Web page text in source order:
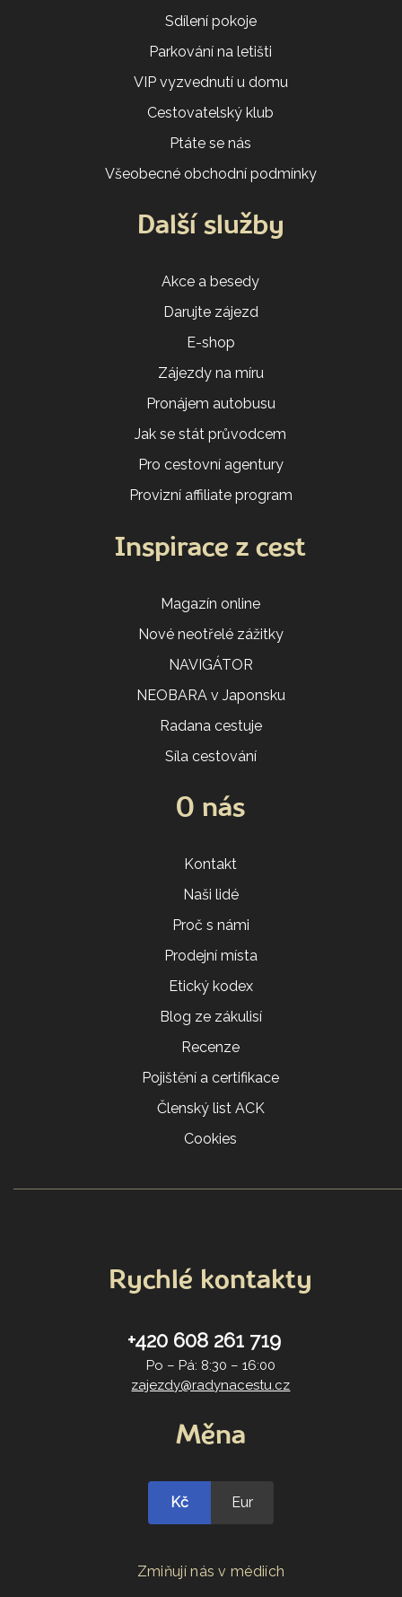
Sdílení pokoje
Parkování na letišti
VIP vyzvednutí u domu
Cestovatelský klub
Ptáte se nás
Všeobecné obchodní podmínky
Další služby
Akce a besedy
Darujte zájezd
E-shop
Zájezdy na míru
Pronájem autobusu
Jak se stát průvodcem
Pro cestovní agentury
Provizní affiliate program
Inspirace z cest
Magazín online
Nové neotřelé zážitky
NAVIGÁTOR
NEOBARA v Japonsku
Radana cestuje
Síla cestování
O nás
Kontakt
Naši lidé
Proč s námi
Prodejní místa
Etický kodex
Blog ze zákulisí
Recenze
Pojištění a certifikace
Členský list ACK
Cookies
Rychlé kontakty
+420 608 261 719
Po – Pá: 8:30 – 16:00
zajezdy@radynacestu.cz
Měna
Kč Eur
Zmiňují nás v médiích